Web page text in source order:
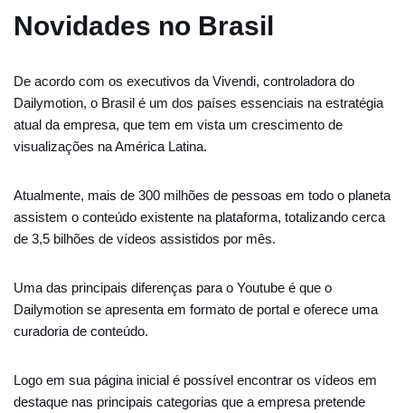
Novidades no Brasil
De acordo com os executivos da Vivendi, controladora do
Dailymotion, o Brasil é um dos países essenciais na estratégia
atual da empresa, que tem em vista um crescimento de
visualizações na América Latina.
Atualmente, mais de 300 milhões de pessoas em todo o planeta
assistem o conteúdo existente na plataforma, totalizando cerca
de 3,5 bilhões de vídeos assistidos por mês.
Uma das principais diferenças para o Youtube é que o
Dailymotion se apresenta em formato de portal e oferece uma
curadoria de conteúdo.
Logo em sua página inicial é possível encontrar os vídeos em
destaque nas principais categorias que a empresa pretende